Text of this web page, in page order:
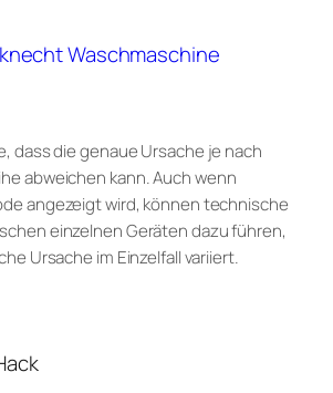
Waschmaschine
dass die genaue Ursache je nach
abweichen kann. Auch wenn
angezeigt wird, können technische
einzelnen Geräten dazu führen,
Ursache im Einzelfall variiert.